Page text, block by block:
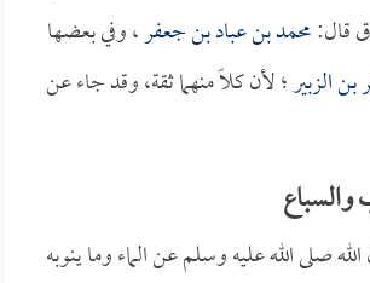
قال:محمد بن عباد بن جعفر، وفي بعضها
الزبير؛ لأن كلاً منهما ثقة، وقد جاء عن
صلى الله عليه وسلم عن الماء وما ينوبه